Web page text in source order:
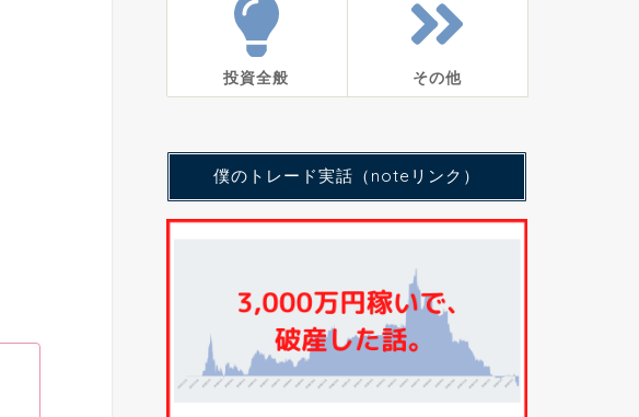
投資全般 その他
僕のトレード実話（noteリンク）